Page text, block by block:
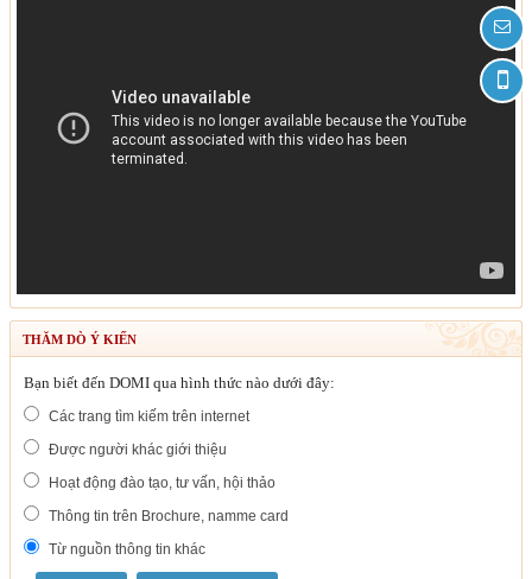
THĂM DÒ Ý KIẾN
Bạn biết đến DOMI qua hình thức nào dưới đây:
Các trang tìm kiếm trên internet
Được người khác giới thiệu
Hoạt động đào tạo, tư vấn, hội thảo
Thông tin trên Brochure, namme card
Từ nguồn thông tin khác